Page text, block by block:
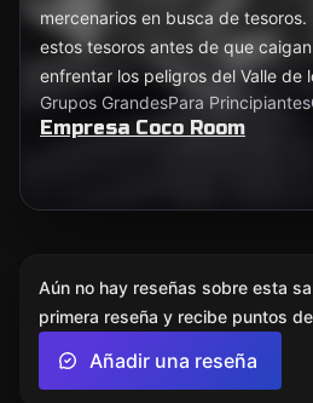
mercenarios en busca de tesoros.
estos tesoros antes de que
enfrentar los peligros del Valle de
Grupos GrandesPara Principiantes
Empresa Coco Room
Aún no hay reseñas sobre esta
primera reseña y recibe puntos
Añadir una reseña